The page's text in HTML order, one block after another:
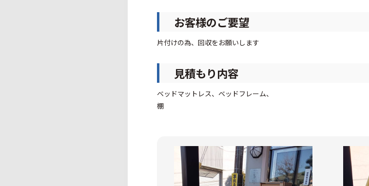
お客様のご要望
片付けの為、回収をお願いします
見積もり内容
ベッドマットレス、ベッドフレーム、
棚